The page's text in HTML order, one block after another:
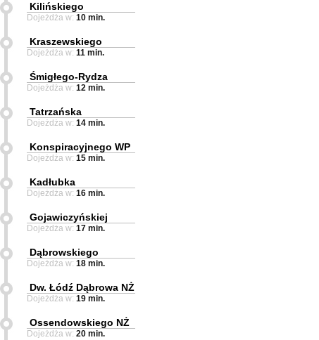
Kilińskiego
Dojeżdża w: 10 min.
Kraszewskiego
Dojeżdża w: 11 min.
Śmigłego-Rydza
Dojeżdża w: 12 min.
Tatrzańska
Dojeżdża w: 14 min.
Konspiracyjnego WP
Dojeżdża w: 15 min.
Kadłubka
Dojeżdża w: 16 min.
Gojawiczyńskiej
Dojeżdża w: 17 min.
Dąbrowskiego
Dojeżdża w: 18 min.
Dw. Łódź Dąbrowa NŻ
Dojeżdża w: 19 min.
Ossendowskiego NŻ
Dojeżdża w: 20 min.